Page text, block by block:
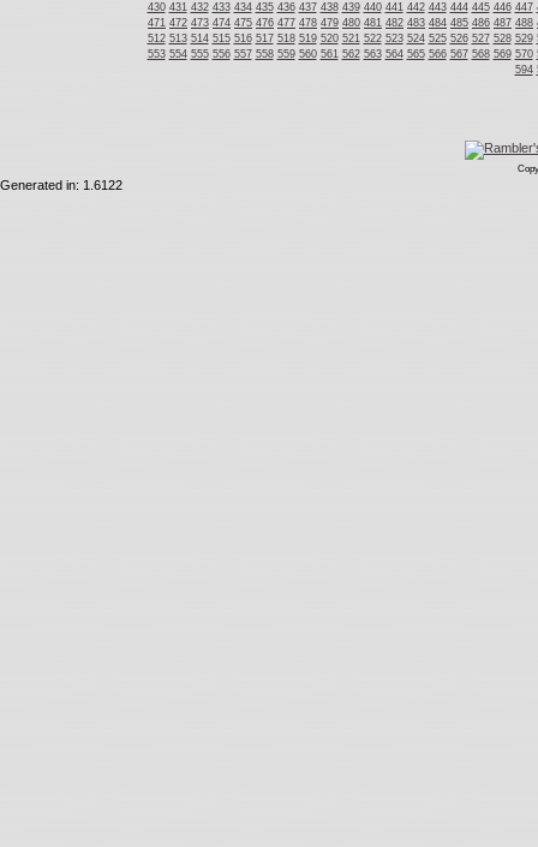
430 431 432 433 434 435 436 437 438 439 440 441 442 443 444 445 446 447
471 472 473 474 475 476 477 478 479 480 481 482 483 484 485 486 487 488
512 513 514 515 516 517 518 519 520 521 522 523 524 525 526 527 528 529
553 554 555 556 557 558 559 560 561 562 563 564 565 566 567 568 569 570
594
Generated in: 1.6122